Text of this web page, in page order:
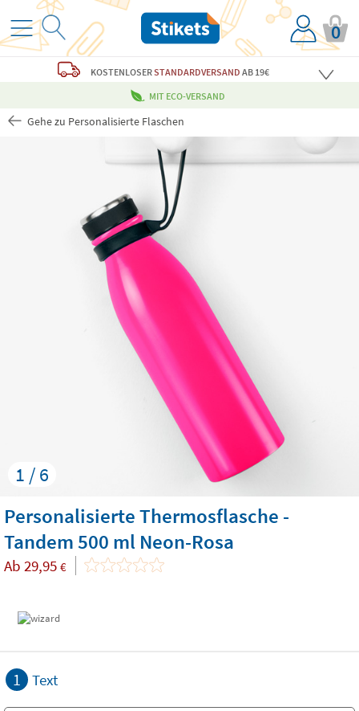
0
KOSTENLOSERSTANDARDVERSAND AB 19€
MIT ECO-VERSAND
Gehe zu Personalisierte Flaschen
1 / 6
Personalisierte Thermosflasche -
Tandem 500 ml Neon-Rosa
Ab 29,95 €
1 Text